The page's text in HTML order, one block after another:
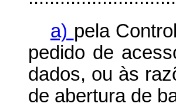
a) pela
pedido de
dados, ou às
de abertura de